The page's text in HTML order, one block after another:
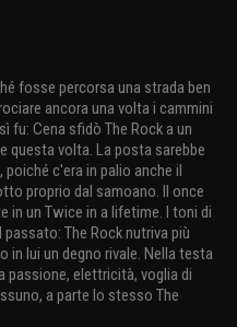
fosse percorsa una strada ben
ancora una volta i cammini
fu: Cena sfidò The Rock a un
questa volta. La posta sarebbe
c'era in palio anche il
proprio dal samoano. Il once
in un Twice in a lifetime. I toni di
The Rock nutriva più
lui un degno rivale. Nella testa
passione, elettricità, voglia di
a parte lo stesso The